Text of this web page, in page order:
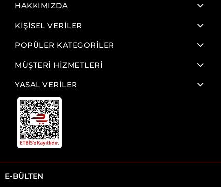
HAKKIMIZDA
KİŞİSEL VERİLER
POPÜLER KATEGORİLER
MÜŞTERİ HİZMETLERİ
YASAL VERİLER
E-BÜLTEN